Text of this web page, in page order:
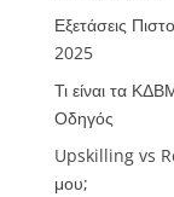
Εξετάσεις
2025
Τι είναι τα
Οδηγός
Upskilling vs
μου;